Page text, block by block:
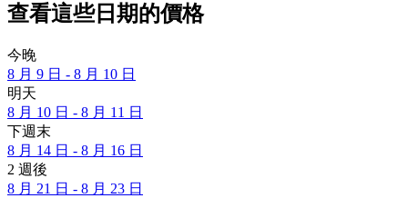
查看這些日期的價格
今晚
8 月 9 日 - 8 月 10 日
明天
8 月 10 日 - 8 月 11 日
下週末
8 月 14 日 - 8 月 16 日
2 週後
8 月 21 日 - 8 月 23 日